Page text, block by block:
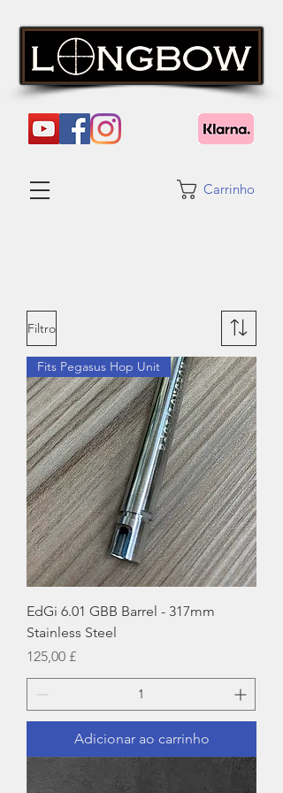
Carrinho
Filtro
Fits Pegasus Hop Unit
EdGi 6.01 GBB Barrel - 317mm
Stainless Steel
Preço
125,00 £
Adicionar ao carrinho